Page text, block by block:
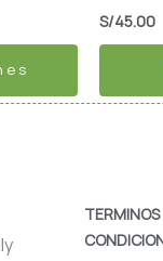
S/45.00
TERMINOS